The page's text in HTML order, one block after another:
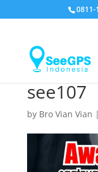
0811-
see107
by Bro Vian Vian |